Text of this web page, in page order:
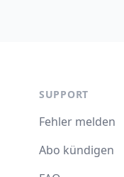
SUPPORT
Fehler melden
Abo kündigen